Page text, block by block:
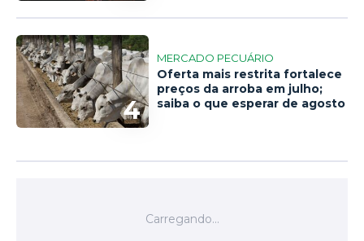
4
MERCADO PECUÁRIO
Oferta mais restrita fortalece
preços da arroba em julho;
saiba o que esperar de agosto